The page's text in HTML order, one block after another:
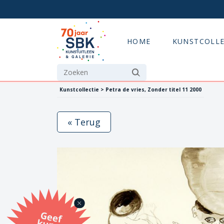
HOME
Kunstcollectie > Petra de vries, Zonder titel 11 2000
G
eef
u
n
st
a
d
o
m
et
e SB
K
u
n
stb
o
n
« Terug